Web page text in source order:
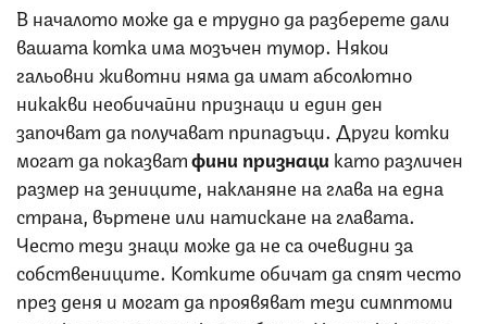
В началото може да е трудно да разберете дали
вашата котка има мозъчен тумор. Някои
гальовни животни няма да имат абсолютно
никакви необичайни признаци и един ден
започват да получават припадъци. Други котки
могат да показватфини признаци като различен
размер на зениците, накланяне на глава на една
страна, въртене или натискане на главата.
Често тези знаци може да не са очевидни за
собствениците. Котките обичат да спят често
през деня и могат да проявяват тези симптоми